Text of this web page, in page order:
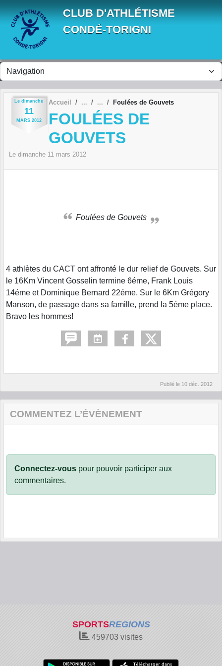
CLUB D'ATHLÉTISME
CONDÉ-TORIGNI
Le dimanche
11
MARS 2012
Accueil Foulées de Gouvets
FOULÉES DE
GOUVETS
Le dimanche 11 mars 2012
Foulées de Gouvets
4 athlètes du CACT ont affronté le dur relief de Gouvets. Sur
le 16Km Vincent Gosselin termine 6éme, Frank Louis
14éme et Dominique Bernard 22éme. Sur le 6Km Grégory
Manson, de passage dans sa famille, prend la 5éme place.
Bravo les hommes!
Publié le 10 déc. 2012
COMMENTEZ L’ÉVÈNEMENT
Connectez-vous pour pouvoir participer aux
commentaires.
SPORTSREGIONS
459703 visites